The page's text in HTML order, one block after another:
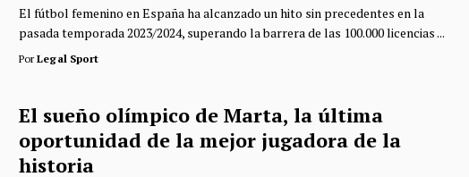
El fútbol femenino en España ha alcanzado un hito sin precedentes en la
pasada temporada 2023/2024, superando la barrera de las 100.000 licencias ...
PorLegal Sport
El sueño olímpico de Marta, la última
oportunidad de la mejor jugadora de la
historia